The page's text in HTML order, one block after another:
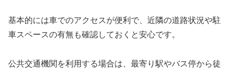
基本的には車でのアクセスが便利で、近隣の道路状況や駐
車スペースの有無も確認しておくと安心です。
公共交通機関を利用する場合は、最寄り駅やバス停から徒